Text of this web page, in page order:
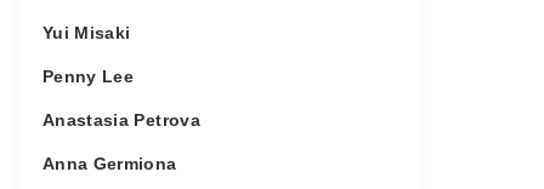
Yui Misaki
Penny Lee
Anastasia Petrova
Anna Germiona